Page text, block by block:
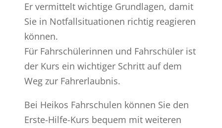
Er vermittelt wichtige Grundlagen, damit
Sie in Notfallsituationen richtig reagieren
können.
Für Fahrschülerinnen und Fahrschüler ist
der Kurs ein wichtiger Schritt auf dem
Weg zur Fahrerlaubnis.
Bei Heikos Fahrschulen können Sie den
Erste-Hilfe-Kurs bequem mit weiteren